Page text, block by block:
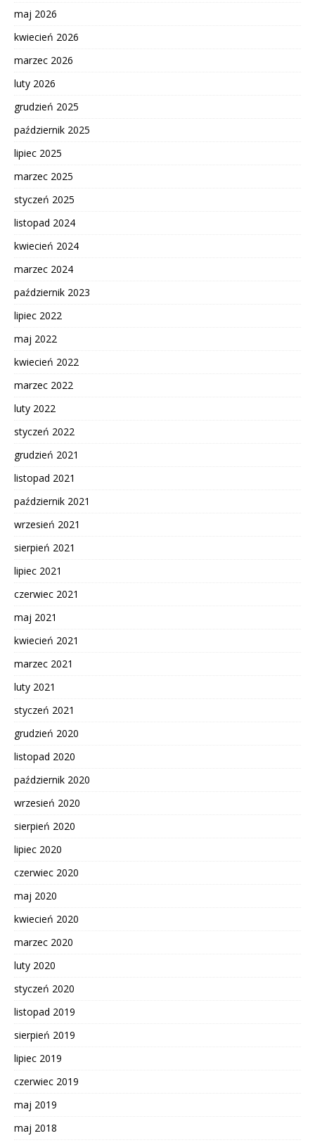
maj 2026
kwiecień 2026
marzec 2026
luty 2026
grudzień 2025
październik 2025
lipiec 2025
marzec 2025
styczeń 2025
listopad 2024
kwiecień 2024
marzec 2024
październik 2023
lipiec 2022
maj 2022
kwiecień 2022
marzec 2022
luty 2022
styczeń 2022
grudzień 2021
listopad 2021
październik 2021
wrzesień 2021
sierpień 2021
lipiec 2021
czerwiec 2021
maj 2021
kwiecień 2021
marzec 2021
luty 2021
styczeń 2021
grudzień 2020
listopad 2020
październik 2020
wrzesień 2020
sierpień 2020
lipiec 2020
czerwiec 2020
maj 2020
kwiecień 2020
marzec 2020
luty 2020
styczeń 2020
listopad 2019
sierpień 2019
lipiec 2019
czerwiec 2019
maj 2019
maj 2018